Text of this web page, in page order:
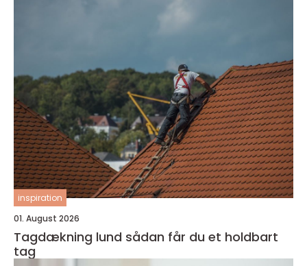
inspiration
01. August 2026
Tagdækning lund sådan får du et holdbart
tag